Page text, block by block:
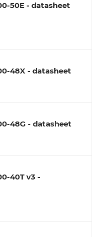
50E - datasheet
48X - datasheet
48G - datasheet
40T v3 -